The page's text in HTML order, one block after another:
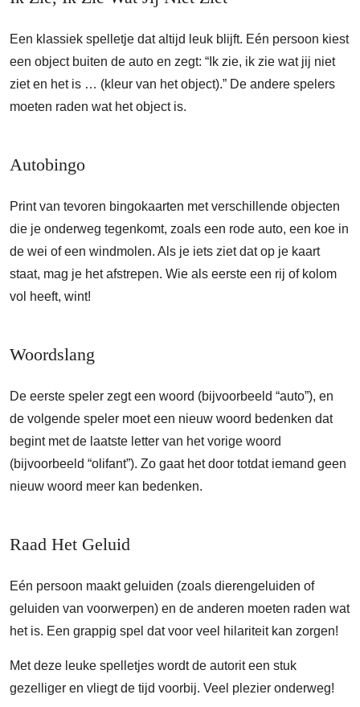
Een klassiek spelletje dat altijd leuk blijft. Eén persoon kiest
een object buiten de auto en zegt: “Ik zie, ik zie wat jij niet
ziet en het is … (kleur van het object).” De andere spelers
moeten raden wat het object is.
Autobingo
Print van tevoren bingokaarten met verschillende objecten
die je onderweg tegenkomt, zoals een rode auto, een koe in
de wei of een windmolen. Als je iets ziet dat op je kaart
staat, mag je het afstrepen. Wie als eerste een rij of kolom
vol heeft, wint!
Woordslang
De eerste speler zegt een woord (bijvoorbeeld “auto”), en
de volgende speler moet een nieuw woord bedenken dat
begint met de laatste letter van het vorige woord
(bijvoorbeeld “olifant”). Zo gaat het door totdat iemand geen
nieuw woord meer kan bedenken.
Raad Het Geluid
Eén persoon maakt geluiden (zoals dierengeluiden of
geluiden van voorwerpen) en de anderen moeten raden wat
het is. Een grappig spel dat voor veel hilariteit kan zorgen!
Met deze leuke spelletjes wordt de autorit een stuk
gezelliger en vliegt de tijd voorbij. Veel plezier onderweg!